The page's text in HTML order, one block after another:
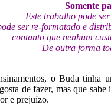
Somente
Este trabalho pode
ser re-formatado e
contanto que nenhum
De outra forma
o Buda tinha
de fazer, mas que
e prejuízo.